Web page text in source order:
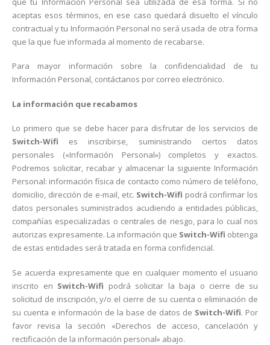
aceptas esos términos, en ese caso quedará disuelto el vínculo
contractual y tu Información Personal no será usada de otra forma
que la que fue informada al momento de recabarse.
Para mayor información sobre la confidencialidad de tu
Información Personal, contáctanos por correo electrónico.
La información que recabamos
Lo primero que se debe hacer para disfrutar de los servicios de
Switch-Wifi es inscribirse, suministrando ciertos datos
personales («Información Personal») completos y exactos.
Podremos solicitar, recabar y almacenar la siguiente Información
Personal: información física de contacto como número de teléfono,
domicilio, dirección de e-mail, etc. Switch-Wifi podrá confirmar los
datos personales suministrados acudiendo a entidades públicas,
compañías especializadas o centrales de riesgo, para lo cual nos
autorizas expresamente. La información que Switch-Wifi obtenga
de estas entidades será tratada en forma confidencial.
Se acuerda expresamente que en cualquier momento el usuario
inscrito en Switch-Wifi podrá solicitar la baja o cierre de su
solicitud de inscripción, y/o el cierre de su cuenta o eliminación de
su cuenta e información de la base de datos de Switch-Wifi. Por
favor revisa la sección «Derechos de acceso, cancelación y
rectificación de la información personal» abajo.